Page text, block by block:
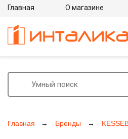
Главная Бренды
Главная О магазине